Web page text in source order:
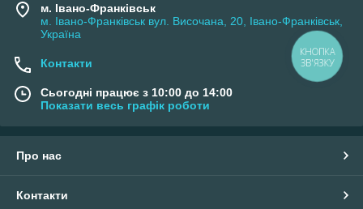
м. Івано-Франківськ
м. Івано-Франківськ вул. Височана, 20, Івано-Франківськ,
Україна
Контакти
Сьогодні працює з 10:00 до 14:00
Показати весь графік роботи
Про нас
Контакти